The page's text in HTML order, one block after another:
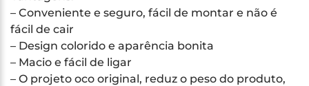
– Conveniente e seguro, fácil de montar e não é
fácil de cair
– Design colorido e aparência bonita
– Macio e fácil de ligar
– O projeto oco original, reduz o peso do produto,